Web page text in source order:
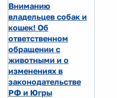
Вниманию
владельцев собак и
кошек! Об
ответственном
обращении с
животными и о
изменениях в
законодательстве
РФ и Югры